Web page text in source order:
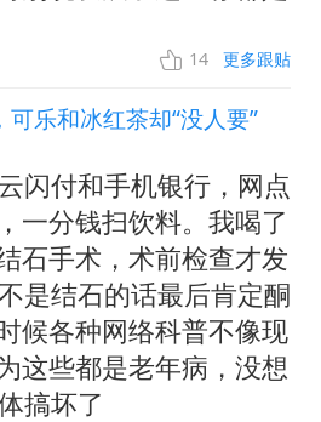
14 更多跟贴
乐和冰红茶却“没人要”
闪付和手机银行，网点
一分钱扫饮料。我喝了
石手术，术前检查才发
是结石的话最后肯定酮
候各种网络科普不像现
这些都是老年病，没想
搞坏了